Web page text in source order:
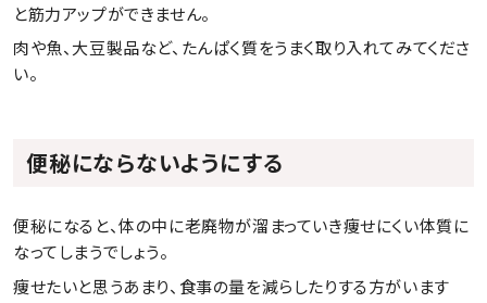
と筋力アップができません。
肉や魚、大豆製品など、たんぱく質をうまく取り入れてみてくださ
い。
便秘にならないようにする
便秘になると、体の中に老廃物が溜まっていき痩せにくい体質に
なってしまうでしょう。
痩せたいと思うあまり、食事の量を減らしたりする方がいます